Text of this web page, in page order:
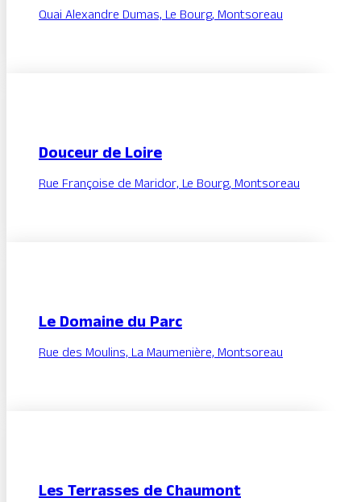
Quai Alexandre Dumas, Le Bourg, Montsoreau
Douceur de Loire
Rue Françoise de Maridor, Le Bourg, Montsoreau
Le Domaine du Parc
Rue des Moulins, La Maumenière, Montsoreau
Les Terrasses de Chaumont